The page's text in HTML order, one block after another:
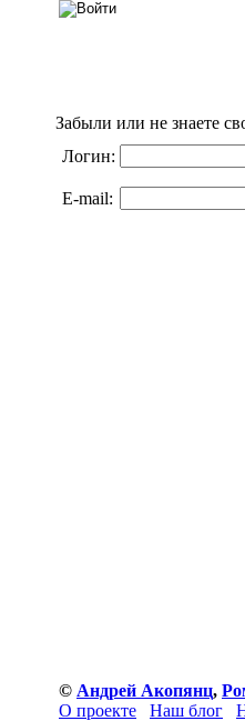
Забыли или не знаете
Логин:
E-mail:
© Андрей Акопянц,
О проекте
Наш блог